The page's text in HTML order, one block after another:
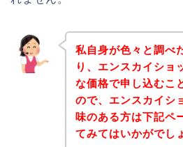
私自身が色々と調べ
り、エンスカイショ
な価格で申し込むこ
ので、エンスカイシ
味のある方は下記ペ
てみてはいかがでし